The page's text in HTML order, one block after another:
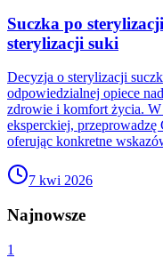
Suczka po
sterylizacji suki
Decyzja o sterylizacji
odpowiedzialnej opiece
zdrowie i komfort życia.
eksperckiej, przeprowadzę
oferując konkretne
7 kwi 2026
Najnowsze
1